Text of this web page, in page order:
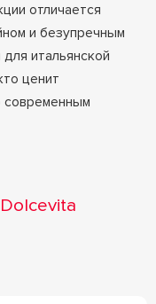
отличается
и безупречным
итальянской
ценит
современным
Dolcevita